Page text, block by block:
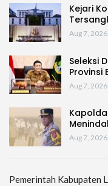
Kejari
Aug 7, 2026
Seleksi
Provinsi
Aug 7, 2026
Aug 7, 2026
Pemerintah Kabupaten